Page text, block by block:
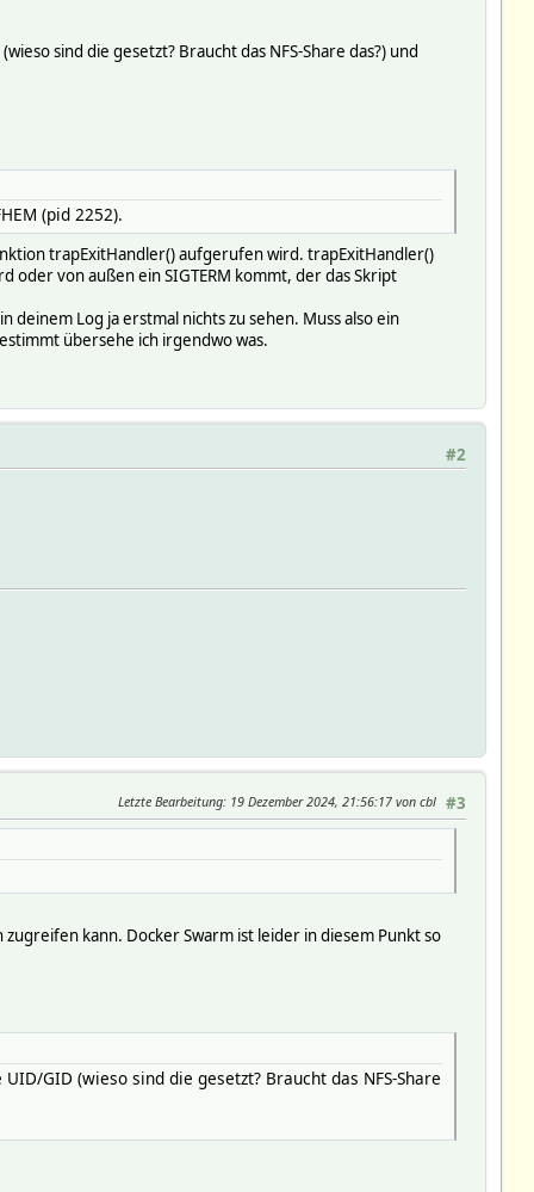
sind die gesetzt? Braucht das NFS-Share das?) und
(pid 2252).
trapExitHandler() aufgerufen wird. trapExitHandler()
von außen ein SIGTERM kommt, der das Skript
Log ja erstmal nichts zu sehen. Muss also ein
übersehe ich irgendwo was.
#2
#3
Letzte Bearbeitung: 19 Dezember 2024, 21:56:17 von cbl
kann. Docker Swarm ist leider in diesem Punkt so
GID (wieso sind die gesetzt? Braucht das NFS-Share